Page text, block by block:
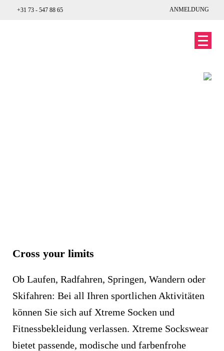
+31 73 - 547 88 65 ANMELDUNG
Cross your limits
Ob Laufen, Radfahren, Springen, Wandern oder
Skifahren: Bei all Ihren sportlichen Aktivitäten
können Sie sich auf Xtreme Socken und
Fitnessbekleidung verlassen. Xtreme Sockswear
bietet passende, modische und farbenfrohe